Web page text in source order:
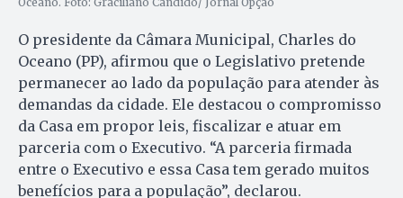
O presidente da Câmara Municipal, Charles do
Oceano (PP), afirmou que o Legislativo pretende
permanecer ao lado da população para atender às
demandas da cidade. Ele destacou o compromisso
da Casa em propor leis, fiscalizar e atuar em
parceria com o Executivo. “A parceria firmada
entre o Executivo e essa Casa tem gerado muitos
benefícios para a população”, declarou.